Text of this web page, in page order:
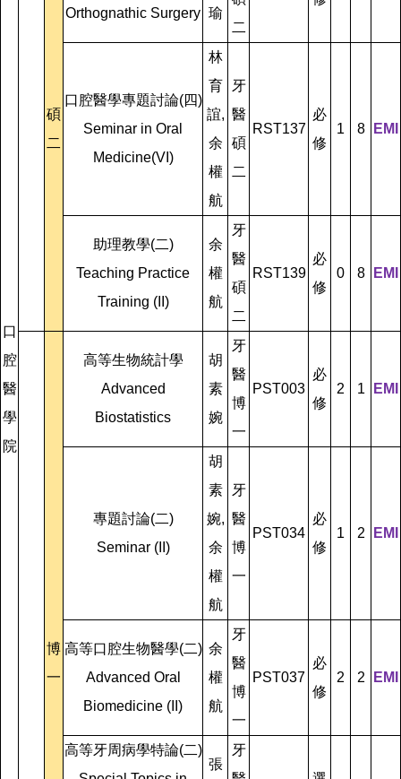
口
腔
醫
學
院
碩
二
Orthognathic Surgery 瑜
二
口腔醫學專題討論(四)
Seminar in Oral
Medicine(VI)
林
育
誼,
余
權
航
牙
醫
碩
二
RST137
必
修
1 8 EMI
助理教學(二)
Teaching Practice
Training (II)
余
權
航
牙
醫
碩
二
RST139
必
修
0 8 EMI
博
一
高等生物統計學
Advanced
Biostatistics
胡
素
婉
牙
醫
博
一
PST003
必
修
2 1 EMI
專題討論(二)
Seminar (II)
胡
素
婉,
余
權
航
牙
醫
博
一
PST034
必
修
1 2 EMI
高等口腔生物醫學(二)
Advanced Oral
Biomedicine (II)
余
權
航
牙
醫
博
一
PST037
必
修
2 2 EMI
高等牙周病學特論(二)
張
牙